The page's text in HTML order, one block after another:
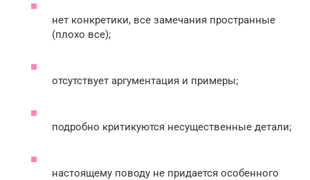
нет конкретики, все замечания пространные
(плохо все);
отсутствует аргументация и примеры;
подробно критикуются несущественные детали;
настоящему поводу не придается особенного